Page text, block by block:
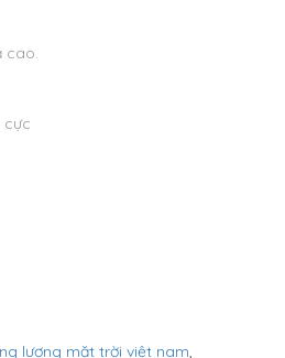
cao.
cực
lượng mặt trời việt nam,